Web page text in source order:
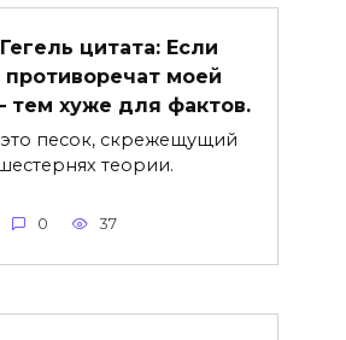
цитата: Если
моей
тем хуже для фактов.
песок, скрежещущий
теории.
0 37